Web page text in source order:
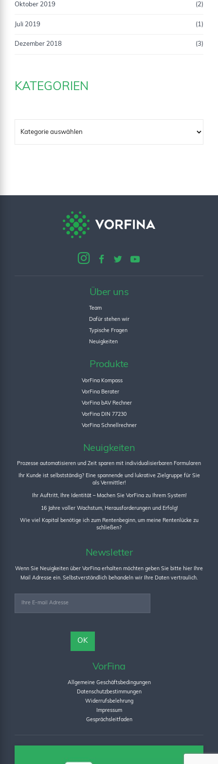
Oktober 2019 (2)
Juli 2019 (1)
Dezember 2018 (3)
KATEGORIEN
Über uns
Team
Dafür stehen wir
Typische Fragen
Neuigkeiten
Produkte
VorFina Kompass
VorFina Berater
VorFina bAV Rechner
VorFina DIN 77230
VorFina Schnellrechner
Neuigkeiten
Prozesse automatisieren und Zeit sparen mit individualisierbaren Formularen
Ihr Kunde ist selbstständig? Eine spannende und lukrative Zielgruppe für Sie
als Vermittler!
Ihr Auftritt, Ihre Identität – Machen Sie VorFina zu Ihrem System!
16 Jahre voller Wachstum, Herausforderungen und Erfolg!
Wie viel Kapital benötige ich zum Rentenbeginn, um meine Rentenlücke zu
schließen?
Newsletter
Wenn Sie Neuigkeiten über VorFina erhalten möchten geben Sie bitte hier Ihre
Mail Adresse ein. Selbstverständlich behandeln wir Ihre Daten vertraulich.
VorFina
Allgemeine Geschäftsbedingungen
Datenschutzbestimmungen
Widerrufsbelehrung
Impressum
Gesprächsleitfaden